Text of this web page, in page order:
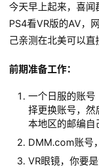
今天早上起来，喜闻
PS4看VR版的AV，
己亲测在北美可以直
前期准备工作：
一个日服的账号
择更换账号，然
本地区的邮编自
DMM.com账号
VR眼镜，你要